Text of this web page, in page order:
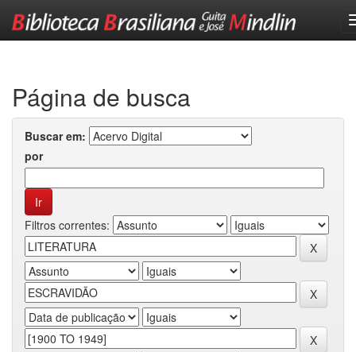
Página de busca
Buscar em:
por
Filtros correntes: